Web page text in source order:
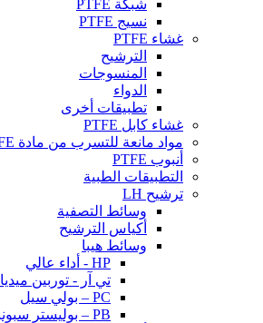
شبكة PTFE
نسيج PTFE
غشاء PTFE
الترشيح
المنسوجات
الدواء
تطبيقات أخرى
غشاء كابل PTFE
مواد مانعة للتسرب من مادة PTFE
أنبوب PTFE
التطبيقات الطبية
ترشيح LH
وسائط التصفية
أكياس الترشيح
وسائط هيبا
HP - أداء عالي
تي آر - توربين ميديا
PC – بولي سيل
PB – بوليستر سبونبوند